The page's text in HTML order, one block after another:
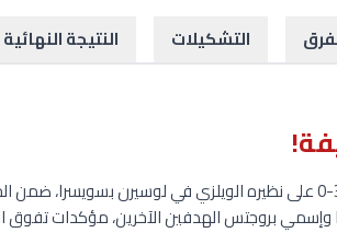
التشكيلات النتيجة النهائية
استهل المنتخب الهولندي مشواره في بطولة أمم أوروبا للسيدات بفوز ساحق 3-0 على نظيره